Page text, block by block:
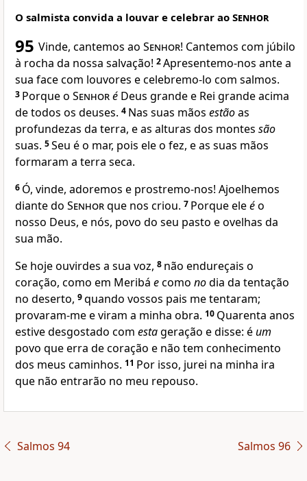
O salmista convida a louvar e celebrar ao Senhor
95 Vinde, cantemos ao Senhor! Cantemos com júbilo
à rocha da nossa salvação! 2Apresentemo-nos ante a
sua face com louvores e celebremo-lo com salmos.
3 Porque o Senhoré Deus grande e Rei grande acima
de todos os deuses. 4 Nas suas mãos estãoas
profundezas da terra, e as alturas dos montes são
suas. 5Seu é o mar, pois ele o fez, e as suas mãos
formaram a terra seca.
6 Ó, vinde, adoremos e prostremo-nos! Ajoelhemos
diante do Senhorque nos criou. 7 Porque eleéo
nosso Deus, e nós, povo do seu pasto e ovelhas da
sua mão.
Se hoje ouvirdes a sua voz, 8 não endureçais o
coração, como em Meribá ecomo nodia da tentação
no deserto, 9quando vossos pais me tentaram;
provaram-me e viram a minha obra. 10 Quarenta anos
estive desgostado com estageração e disse: éum
povo que erra de coração e não tem conhecimento
dos meus caminhos. 11 Por isso, jurei na minha ira
que não entrarão no meu repouso.
Salmos 94 Salmos 96